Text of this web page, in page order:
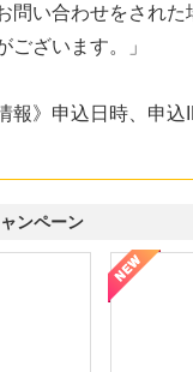
問い合わせをされた
ございます。」
報》申込日時、申込
ンペーン